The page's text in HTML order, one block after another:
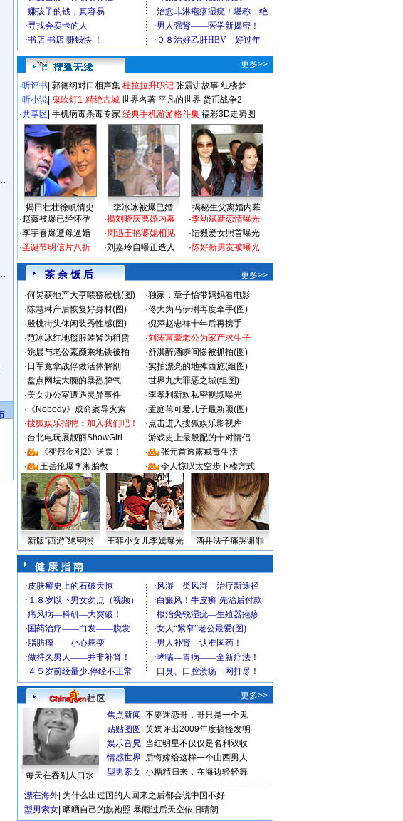
更多>>
·听评书 郭德纲对口相声集 杜拉拉升职记 张震讲故事 红楼梦
·听小说 鬼吹灯1-精绝古城 世界名著 平凡的世界 货币战争2
·共享区 手机病毒杀毒专家 经典手机游游格斗集 福彩3D走势图
揭田壮壮徐帆情史 李冰冰被爆已婚
揭秘生父离婚内幕
·赵薇被爆已经怀孕
·李宇春爆遭母逼婚
·圣诞节明信片八折
·揭刘晓庆离婚内幕
·周迅王艳婆媳相见
·刘嘉玲自曝正造人
·李幼斌新恋情曝光
·陆毅爱女照首曝光
·陈好新男友被曝光
茶 余 饭 后
更多>>
·何炅获地产大亨喂猕猴桃(图) ·独家：章子怡带妈妈看电影
·陈慧琳产后恢复好身材(图) ·佟大为马伊琍再度牵手(图)
·殷桃街头休闲装秀性感(图) ·倪萍赵忠祥十年后再携手
·范冰冰红地毯服装皆为租赁 ·刘涛富豪老公为家产求生子
·姚晨与老公素颜乘地铁被拍 ·舒淇醉酒瞬间惨被抓拍(图)
· 日军竟拿战俘做活体解剖 ·实拍漂亮的地摊西施(组图)
·盘点网坛大腕的暴烈脾气 ·世界九大罪恶之城(组图)
·美女办公室遭遇灵异事件 ·李孝利新欢私密视频曝光
· 《Nobody》成命案导火索 ·孟庭苇可爱儿子最新照(图)
·搜狐娱乐招聘：加入我们吧！ ·点击进入搜狐娱乐影视库
·台北电玩展靓丽ShowGirl ·游戏史上最般配的十对情侣
·
《变形金刚2》送票！ ·
张元首透露戒毒生活
·
王岳伦爆李湘胎教 · 令人惊叹太空步下楼方式
新版“西游”绝密照 王菲小女儿李嫣曝光 酒井法子痛哭谢罪
健 康 指 南
更多>>
每天在吞别人口水
焦点新闻 不要迷恋哥，哥只是一个鬼
贴贴图图 英媒评出2009年度搞怪发明
娱乐旮旯 当红明星不仅仅是名利双收
情感世界 后悔嫁给这样一个山西男人
型男索女 小糖精归来，在海边轻轻舞
漂在海外 为什么出过国的人回来之后都会说中国不好
型男索女 晒晒自己的旗袍照 暴雨过后天空依旧晴朗